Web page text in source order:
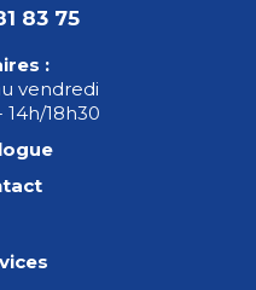
83 75
:
vendredi
14h/18h30